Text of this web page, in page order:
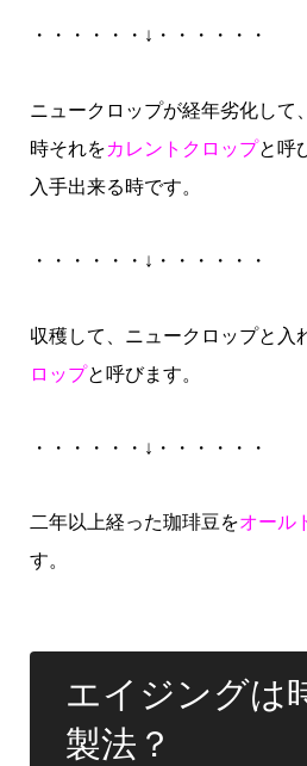
・・・・・・↓・・・・・・
ニュークロップが経年劣化して
時それをカレントクロップと呼
入手出来る時です。
・・・・・・↓・・・・・・
収穫して、ニュークロップと入
ロップと呼びます。
・・・・・・↓・・・・・・
二年以上経った珈琲豆をオール
す。
エイジングは
製法？